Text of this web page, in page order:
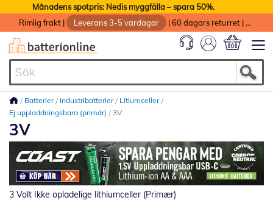
Månadens spotpris: Nedis myggfälla – spara 50%.
Rimlig frakt | Leverans 3-5 vardagar |60 dagars returret |
Batterier Industribatterier
Litiumceller
Ej uppladdningsbara (primär)
3V
3V
3 Volt Ikke opladelige lithiumceller (Primær)